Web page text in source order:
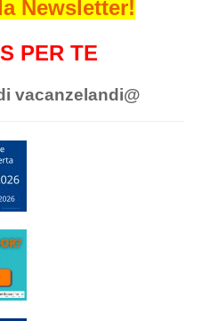
Newsletter!
PER TE
vacanzelandi@